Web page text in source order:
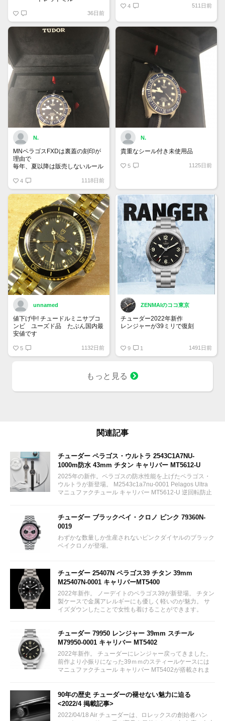
36日前
4 511日前
N.
MNペラゴスFXDは裏蓋の刻印が
理由で
毎年、夏以降は販売しないルール
4 1118日前
N.
貴重なシール付き未使用品
5 1125日前
unnamed
値下げ中! チュードルミニサブコ
ンビ ユーズド品 たぶん国内最
安値です
5 1132日前
ZENMAIのココ東京
チューダー2022年新作
レンジャーが39ミリで復刻
0001が347,600円
レザー・ラバーストラップの
ファブリックストラップの
M79950-0003が311,300円
9 1 1491日前
もっと見る
関連記事
チューダー ペラゴス・ウルトラ 2543C1A7NU-
1000m防水 43mm チタン キャリバー MT5612-U
2025年の新作。ペラゴスの防水性能を上げたペラゴス・
ウルトラが新登場。 M2543c1a7nu-0001 Pelagos Ultra
マニュファクチュール キャリバー MT5612-U 逆回転防止
チューダー ブラックベイ・クロノ ピンク 79360N-
0019
わずかな数量しか生産されないピンクダイヤルのブラック
ベイクロノが登場。
チューダー 25407N ペラゴス39 チタン 39mm
M25407N-0001 キャリバーMT5400
2022年新作。 ノーデイトのペラゴス39が新登場。 チタン
製ケースで金属アレルギーにも優しく軽いのが魅力。 サ
イズダウンしたことで女性も着けることができます。
チューダー 79950 レンジャー 39mm スチール
M79950-0001 キャリバー MT5402
2022年新作。 チューダーにレンジャー戻ってきました。
前作より小振りになった39ｍｍのスティールケースには
マニュファクチュール キャリバー MT5402が搭載されま
90年の歴史 チューダーの褪せない魅力に迫る
<2022/4 掲載記事>
2022/04/18 Air チューダーは、ロレックスの創始者ハン